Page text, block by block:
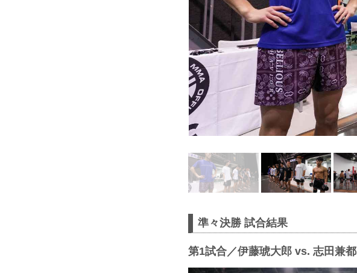
準々決勝 試合結果
第1試合／伊藤琥大郎 vs. 志田兼都